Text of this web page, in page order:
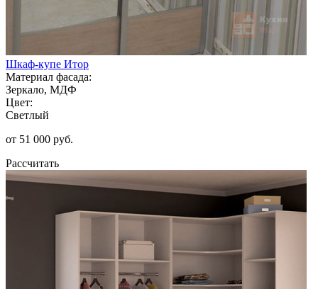
Шкаф-купе Итор
Материал фасада:
Зеркало, МДФ
Цвет:
Светлый
от 51 000 руб.
Рассчитать